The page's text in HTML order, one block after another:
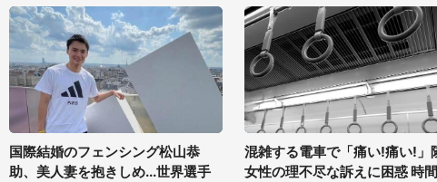
国際結婚のフェンシング松山恭
助、美人妻を抱きしめ...世界選手
混雑する電車で「痛い!痛い!」
女性の理不尽な訴えに困惑 時